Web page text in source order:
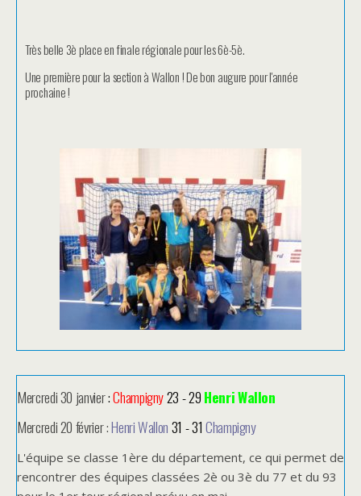
Très belle 3è place en finale régionale pour les 6è-5è.
Une première pour la section à Wallon ! De bon augure pour l'année
prochaine !
Mercredi 30 janvier:Champigny23 - 29Henri Wallon
Mercredi 20 février :Henri Wallon31 - 31Champigny
L'équipe se classe 1ère du département, ce qui permet de
rencontrer des équipes classées 2è ou 3è du 77 et du 93